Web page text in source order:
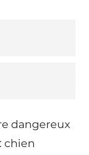
dangereux
chien